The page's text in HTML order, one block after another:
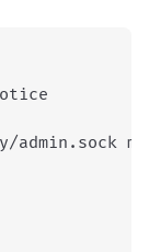
admin.sock